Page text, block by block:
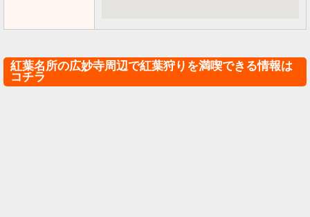
紅葉名所の広妙寺周辺で紅葉狩りを満喫できる情報は
コチラ